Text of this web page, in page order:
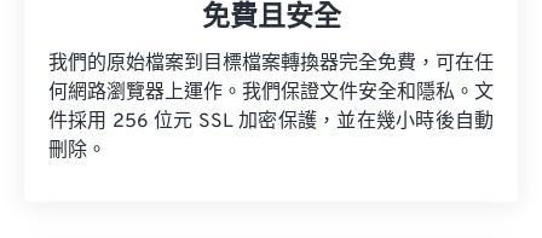
免費且安全
我們的原始檔案到目標檔案轉換器完全免費，可在任
何網路瀏覽器上運作。我們保證文件安全和隱私。文
件採用 256 位元 SSL 加密保護，並在幾小時後自動
刪除。